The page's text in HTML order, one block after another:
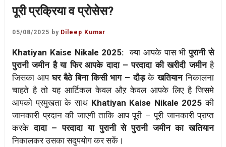
पूरी प्रक्रिया व प्रोसेस?
05/08/2025 by Dileep Kumar
Khatiyan Kaise Nikale 2025: क्या आपके पास भी पुरानी से
पुरानी जमीन है या फिर आपके दादा – परदादा की खरीदी जमीनहै
जिसका आपघर बैठे बिना किसी भाग – दौड़केखतियाननिकालना
चाहते है तो यह आर्टिकल केवल औऱ केवल आपके लिए है जिसमे
आपको प्रमुखता के साथ Khatiyan Kaise Nikale 2025 की
जानकारी प्रदान की जाएगी ताकि आप पूरी – पूरी जानकारी प्राप्त
करकेदादा – परदादा या पुरानी से पुरानी जमीन का खतियान
निकालकर उसका सदुपयोग कर सकें।